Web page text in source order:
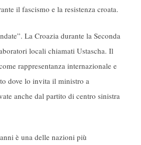
il fascismo e la resistenza croata.
La Croazia durante la Seconda
locali chiamati Ustascha. Il
rappresentanza internazionale e
dove lo invita il ministro a
anche dal partito di centro sinistra
è una delle nazioni più